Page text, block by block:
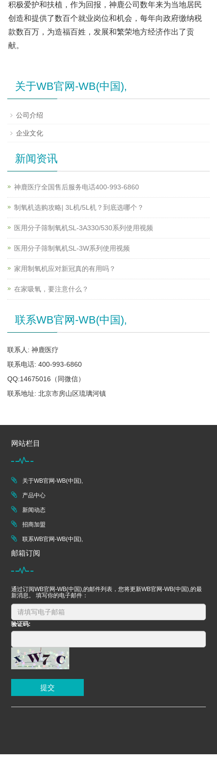
积极爱护和扶植，作为回报，神鹿公司数年来为当地居民
创造和提供了数百个就业岗位和机会，每年向政府缴纳税
款数百万，为造福百姓，发展和繁荣地方经济作出了贡
献。
关于WB官网-WB(中国),
公司介绍
企业文化
新闻资讯
神鹿医疗全国售后服务电话400-993-6860
制氧机选购攻略| 3L机/5L机？到底选哪个？
医用分子筛制氧机SL-3A330/530系列使用视频
医用分子筛制氧机SL-3W系列使用视频
家用制氧机应对新冠真的有用吗？
在家吸氧，要注意什么？
联系WB官网-WB(中国),
联系人: 神鹿医疗
联系电话: 400-993-6860
QQ:14675016（同微信）
联系地址: 北京市房山区琉璃河镇
网站栏目
关于WB官网-WB(中国),
产品中心
新闻动态
招商加盟
联系WB官网-WB(中国),
邮箱订阅
通过订阅WB官网-WB(中国),的邮件列表，您将更新WB官网-WB(中国),的最
新消息。 填写你的电子邮件：
验证码:
提交